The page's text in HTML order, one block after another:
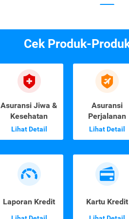
Cek Produk-
Asuransi Jiwa &
Kesehatan
Lihat Detail
Asuransi
Perjalanan
Lihat Detail
Laporan Kredit Kartu Kredit